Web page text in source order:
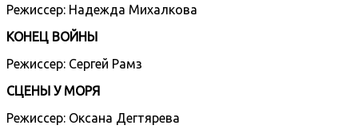
Режиссер: Надежда Михалкова
КОНЕЦ ВОЙНЫ
Режиссер: Сергей Рамз
СЦЕНЫ У МОРЯ
Режиссер: Оксана Дегтярева